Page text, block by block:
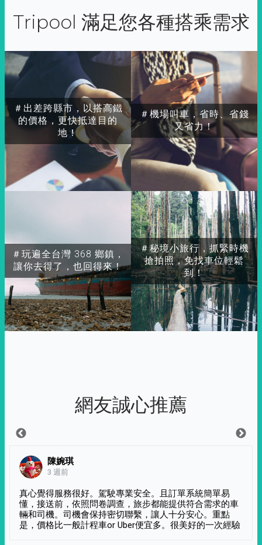
Tripool 滿足您各種搭乘需求
＃出差跨縣市，以搭高鐵
的價格，更快抵達目的
地！
＃玩遍全台灣 368 鄉鎮，
讓你去得了，也回得來！
＃秘境小旅行，抓緊時機
搶拍照，免找車位輕鬆
到！
＃機場叫車，省時、省錢
又省力！
網友誠心推薦
陳婉琪
3 週前
真心覺得服務很好。駕駛專業安全。且訂單系統簡單易
懂，接送前，依照問卷調查，旅步都能提供符合需求的車
輛和司機。司機會保持密切聯繫，讓人十分安心。重點
是，價格比一般計程車or Uber便宜多。很美好的一次經驗